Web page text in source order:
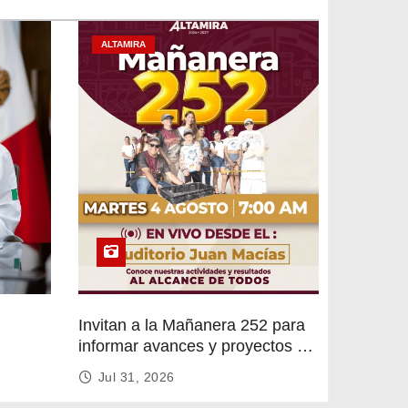
ALTAMIRA
Invitan a la Mañanera 252 para
informar avances y proyectos de
Altamira
Jul 31, 2026